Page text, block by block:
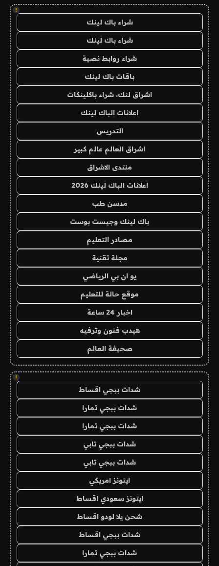
!
شراء باك لينك
شراء باك لينك
شراء روابط نصية
باقات باك لينك
اشراق لنك، شراء باكلينكات
اعلانات الباك لينك
التدريس
اشراق العالم عالم كبير
منتدى الاشراق
اعلانات الباك لينك 2026
مدسن طب
باك لينك وجيست بوست
مصادر التعليم
مجلة تقنية
يو ان بي الرياضي
موقع حالة للتعليم
اخبار 24 ساعة
هيدب فنون وترفيه
صحيفة العالم
!
شدات ببجي اقساط
شدات ببجي تمارا
شدات ببجي تمارا
شدات ببجي تابي
شدات ببجي تابي
ايتونز امريكي
ايتونز سعودي اقساط
شحن يلا لودو اقساط
شدات ببجي اقساط
شدات ببجي تمارا